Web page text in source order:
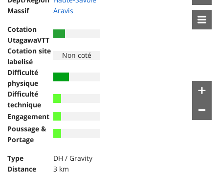
Massif
Aravis
Cotation
UtagawaVTT
Cotation site
labelisé
Difficulté
physique
Difficulté
technique
Engagement
Poussage &
Portage
Type
DH / Gravity
Distance
3 km